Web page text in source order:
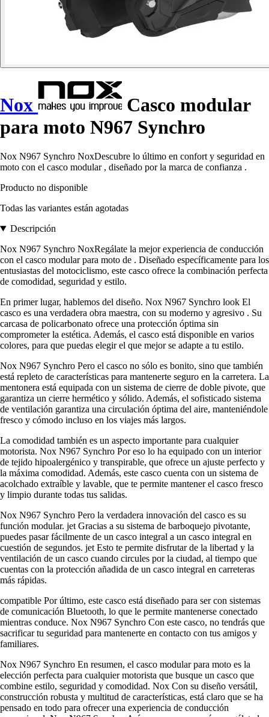
Nox
Casco modular
para moto N967 Synchro
Nox N967 Synchro NoxDescubre lo último en confort y seguridad en
moto con el casco modular , diseñado por la marca de confianza .
Producto no disponible
Todas las variantes están agotadas
Descripción
Nox N967 Synchro NoxRegálate la mejor experiencia de conducción
con el casco modular para moto de . Diseñado específicamente para los
entusiastas del motociclismo, este casco ofrece la combinación perfecta
de comodidad, seguridad y estilo.
En primer lugar, hablemos del diseño. Nox N967 Synchro look El
casco es una verdadera obra maestra, con su moderno y agresivo . Su
carcasa de policarbonato ofrece una protección óptima sin
comprometer la estética. Además, el casco está disponible en varios
colores, para que puedas elegir el que mejor se adapte a tu estilo.
Nox N967 Synchro Pero el casco no sólo es bonito, sino que también
está repleto de características para mantenerte seguro en la carretera. La
mentonera está equipada con un sistema de cierre de doble pivote, que
garantiza un cierre hermético y sólido. Además, el sofisticado sistema
de ventilación garantiza una circulación óptima del aire, manteniéndole
fresco y cómodo incluso en los viajes más largos.
La comodidad también es un aspecto importante para cualquier
motorista. Nox N967 Synchro Por eso lo ha equipado con un interior
de tejido hipoalergénico y transpirable, que ofrece un ajuste perfecto y
la máxima comodidad. Además, este casco cuenta con un sistema de
acolchado extraíble y lavable, que te permite mantener el casco fresco
y limpio durante todas tus salidas.
Nox N967 Synchro Pero la verdadera innovación del casco es su
función modular. jet Gracias a su sistema de barboquejo pivotante,
puedes pasar fácilmente de un casco integral a un casco integral en
cuestión de segundos. jet Esto te permite disfrutar de la libertad y la
ventilación de un casco cuando circules por la ciudad, al tiempo que
cuentas con la protección añadida de un casco integral en carreteras
más rápidas.
compatible Por último, este casco está diseñado para ser con sistemas
de comunicación Bluetooth, lo que le permite mantenerse conectado
mientras conduce. Nox N967 Synchro Con este casco, no tendrás que
sacrificar tu seguridad para mantenerte en contacto con tus amigos y
familiares.
Nox N967 Synchro En resumen, el casco modular para moto es la
elección perfecta para cualquier motorista que busque un casco que
combine estilo, seguridad y comodidad. Nox Con su diseño versátil,
construcción robusta y multitud de características, está claro que se ha
pensado en todo para ofrecer una experiencia de conducción